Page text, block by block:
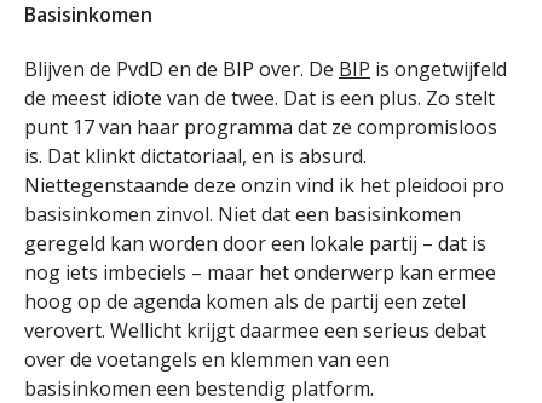
Basisinkomen
Blijven de PvdD en de BIP over. De BIP is ongetwijfeld
de meest idiote van de twee. Dat is een plus. Zo stelt
punt 17 van haar programma dat ze compromisloos
is. Dat klinkt dictatoriaal, en is absurd.
Niettegenstaande deze onzin vind ik het pleidooi pro
basisinkomen zinvol. Niet dat een basisinkomen
geregeld kan worden door een lokale partij – dat is
nog iets imbeciels – maar het onderwerp kan ermee
hoog op de agenda komen als de partij een zetel
verovert. Wellicht krijgt daarmee een serieus debat
over de voetangels en klemmen van een
basisinkomen een bestendig platform.